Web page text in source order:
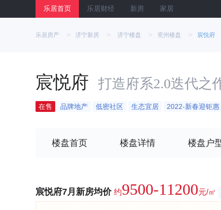
乐居首页 乐居财经 新房 家居
乐居房产 > 济宁新房 > 济宁楼盘 > 兖州楼盘 > 宸悦府
宸悦府 打造府系2.0迭代之
在售 品牌地产 低密社区 生态宜居 2022-新春迎钜惠
楼盘首页 楼盘详情 楼盘户
宸悦府7月新房均价 约9500-11200元/㎡